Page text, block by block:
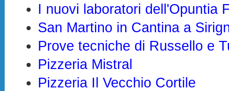
I nuovi laboratori dell'Opuntia
San Martino in Cantina a
Prove tecniche di Russello e
Pizzeria Mistral
Pizzeria Il Vecchio Cortile